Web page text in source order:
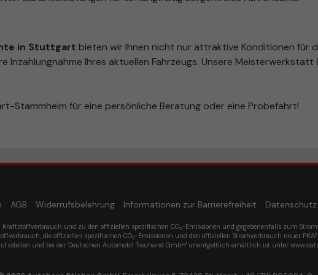
in Stuttgart bieten wir Ihnen nicht nur attraktive Konditionen für
Inzahlungnahme Ihres aktuellen Fahrzeugs. Unsere
Stammheim für eine persönliche Beratung oder eine Probefahrt!
AGB Widerrufsbelehrung Informationen zur Barrierefreiheit Datenschutz
und zu den offiziellen spezifischen CO2-Emissionen und gegebenenfalls zum
die offiziellen spezifischen CO2-Emissionen und den offiziellen Stromverbrauch neuer
und bei der 'Deutschen Automobil Treuhand GmbH' unentgeltlich erhältlich ist unter